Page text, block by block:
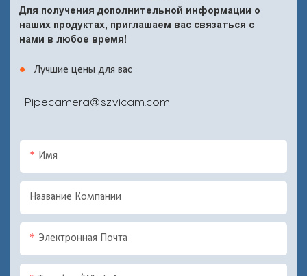
Для получения дополнительной информации о
наших продуктах, приглашаем вас связаться с
нами в любое время!
● Лучшие цены для вас
Pipecamera@szvicam.com
Имя
Название Компании
Электронная Почта